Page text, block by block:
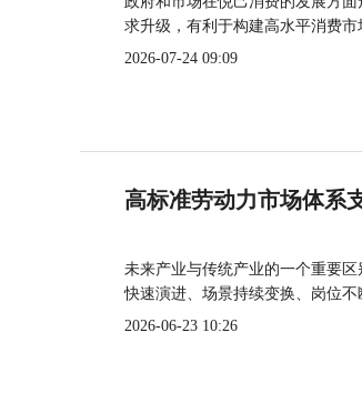
求升级，有利于构建高水平消费市
2026-07-24 09:09
高标准劳动力市场体系
未来产业与传统产业的一个重要
快速演进、场景持续变换、岗位不
2026-06-23 10:26